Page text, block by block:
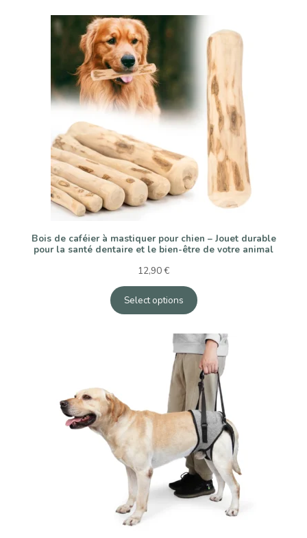
Bois de caféier à mastiquer pour chien – Jouet durable
pour la santé dentaire et le bien-être de votre animal
12,90€
Select options